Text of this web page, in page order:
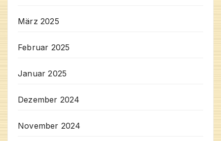
März 2025
Februar 2025
Januar 2025
Dezember 2024
November 2024